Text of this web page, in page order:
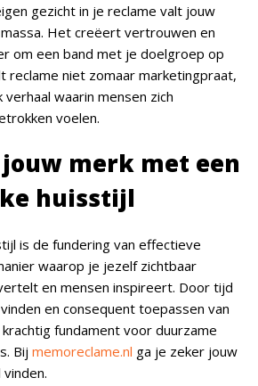
gezicht in je reclame valt jouw
Het creëert vertrouwen en
om een band met je doelgroep op
reclame niet zomaar marketingpraat,
waarin mensen zich
voelen.
merk met een
huisstijl
is de fundering van effectieve
waarop je jezelf zichtbaar
en mensen inspireert. Door tijd
en consequent toepassen van
fundament voor duurzame
Bij memoreclame.nl ga je zeker jouw